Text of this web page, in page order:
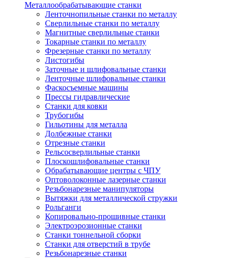
Металлообрабатывающие станки
Ленточнопильные станки по металлу
Сверлильные станки по металлу
Магнитные сверлильные станки
Токарные станки по металлу
Фрезерные станки по металлу
Листогибы
Заточные и шлифовальные станки
Ленточные шлифовальные станки
Фаскосъемные машины
Прессы гидравлические
Станки для ковки
Трубогибы
Гильотины для металла
Долбежные станки
Отрезные станки
Рельсосверлильные станки
Плоскошлифовальные станки
Обрабатывающие центры с ЧПУ
Оптоволоконные лазерные станки
Резьбонарезные манипуляторы
Вытяжки для металлической стружки
Рольганги
Копировально-прошивные станки
Электроэрозионные станки
Станки тоннельной сборки
Станки для отверстий в трубе
Резьбонарезные станки